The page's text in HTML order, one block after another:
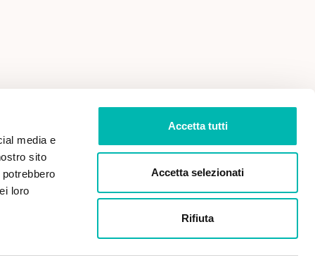
media e
sito
loro
Accetta tutti
Accetta selezionati
Rifiuta